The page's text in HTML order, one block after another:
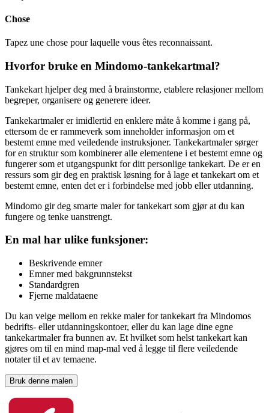
Chose
Tapez une chose pour laquelle vous êtes reconnaissant.
Hvorfor bruke en Mindomo-tankekartmal?
Tankekart hjelper deg med å brainstorme, etablere relasjoner mellom
begreper, organisere og generere ideer.
Tankekartmaler er imidlertid en enklere måte å komme i gang på,
ettersom de er rammeverk som inneholder informasjon om et
bestemt emne med veiledende instruksjoner. Tankekartmaler sørger
for en struktur som kombinerer alle elementene i et bestemt emne og
fungerer som et utgangspunkt for ditt personlige tankekart. De er en
ressurs som gir deg en praktisk løsning for å lage et tankekart om et
bestemt emne, enten det er i forbindelse med jobb eller utdanning.
Mindomo gir deg smarte maler for tankekart som gjør at du kan
fungere og tenke uanstrengt.
En mal har ulike funksjoner:
Beskrivende emner
Emner med bakgrunnstekst
Standardgren
Fjerne maldataene
Du kan velge mellom en rekke maler for tankekart fra Mindomos
bedrifts- eller utdanningskontoer, eller du kan lage dine egne
tankekartmaler fra bunnen av. Et hvilket som helst tankekart kan
gjøres om til en mind map-mal ved å legge til flere veiledende
notater til et av temaene.
Bruk denne malen